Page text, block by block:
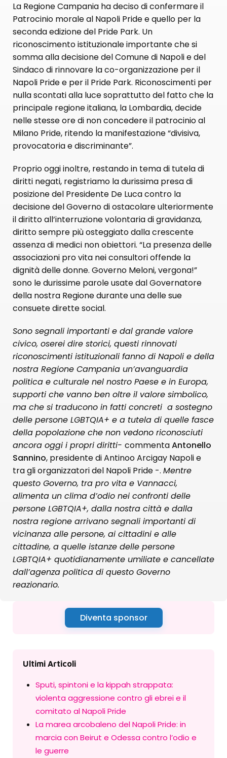
La Regione Campania ha deciso di confermare il
Patrocinio morale al Napoli Pride e quello per la
seconda edizione del Pride Park. Un
riconoscimento istituzionale importante che si
somma alla decisione del Comune di Napoli e del
Sindaco di rinnovare la co-organizzazione per il
Napoli Pride e per il Pride Park. Riconoscimenti per
nulla scontati alla luce soprattutto del fatto che la
principale regione italiana, la Lombardia, decide
nelle stesse ore di non concedere il patrocinio al
Milano Pride, ritendo la manifestazione “divisiva,
provocatoria e discriminante”.
Proprio oggi inoltre, restando in tema di tutela di
diritti negati, registriamo la durissima presa di
posizione del Presidente De Luca contro la
decisione del Governo di ostacolare ulteriormente
il diritto all’interruzione volontaria di gravidanza,
diritto sempre più osteggiato dalla crescente
assenza di medici non obiettori. “La presenza delle
associazioni pro vita nei consultori offende la
dignità delle donne. Governo Meloni, vergona!”
sono le durissime parole usate dal Governatore
della nostra Regione durante una delle sue
consuete dirette social.
Sono segnali importanti e dal grande valore
civico, oserei dire storici, questi rinnovati
riconoscimenti istituzionali fanno di Napoli e della
nostra Regione Campania un’avanguardia
politica e culturale nel nostro Paese e in Europa,
supporti che vanno ben oltre il valore simbolico,
ma che si traducono in fatti concreti a sostegno
delle persone LGBTQIA+ e a tutela di quelle fasce
della popolazione che non vedono riconosciuti
ancora oggi i propri diritti- commentaAntonello
Sannino, presidente di Antinoo Arcigay Napoli e
tra gli organizzatori del Napoli Pride -. Mentre
questo Governo, tra pro vita e Vannacci,
alimenta un clima d’odio nei confronti delle
persone LGBTQIA+, dalla nostra città e dalla
nostra regione arrivano segnali importanti di
vicinanza alle persone, ai cittadini e alle
cittadine, a quelle istanze delle persone
LGBTQIA+ quotidianamente umiliate e cancellate
dall’agenza politica di questo Governo
reazionario.
Diventa sponsor
Ultimi Articoli
Sputi, spintoni e la kippah strappata:
violenta aggressione contro gli ebrei e il
comitato al Napoli Pride
La marea arcobaleno del Napoli Pride: in
marcia con Beirut e Odessa contro l’odio e
le guerre